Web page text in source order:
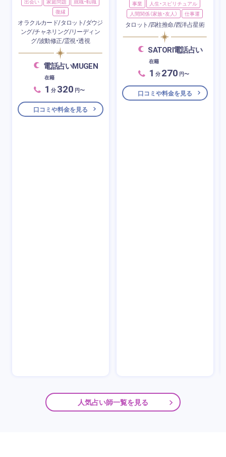
復縁
オラクルカード/タロット/ダウジ
ング/チャネリング/リーディン
グ/波動修正/霊視・透視
電話占いMUGEN
在籍
1 分 320 円〜
口コミや料金を見る
事業
人生・スピリチュアル
人間関係（家族・友人）
仕事運
タロット/四柱推命/西洋占星術
SATORI電話占い
在籍
1 分 270 円〜
口コミや料金を見る
人気占い師一覧を見る